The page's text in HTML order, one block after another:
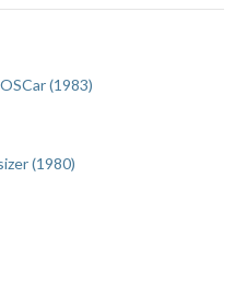
(1983)
(1980)